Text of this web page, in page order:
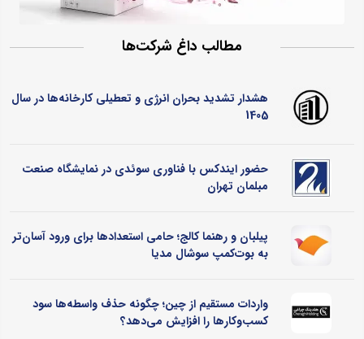
مطالب داغ شرکت‌ها
هشدار تشدید بحران انرژی و تعطیلی کارخانه‌ها در سال
1405
حضور ایندکس با فناوری سوئدی در نمایشگاه صنعت
مبلمان تهران
پیلبان و رهنما کالج؛ حامی استعدادها برای ورود آسان‌تر
به بوت‌کمپ سوشال مدیا
واردات مستقیم از چین؛ چگونه حذف واسطه‌ها سود
کسب‌وکارها را افزایش می‌دهد؟